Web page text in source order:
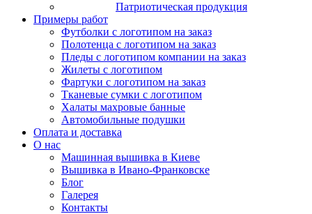
Патриотическая продукция
Примеры работ
Футболки с логотипом на заказ
Полотенца с логотипом на заказ
Пледы с логотипом компании на заказ
Жилеты с логотипом
Фартуки с логотипом на заказ
Тканевые сумки с логотипом
Халаты махровые банные
Автомобильные подушки
Оплата и доставка
О нас
Машинная вышивка в Киеве
Вышивка в Ивано-Франковске
Блог
Галерея
Контакты